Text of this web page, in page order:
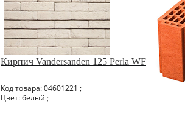
Кирпич Vandersanden 125 Perla WF
Код товара: 04601221 ;
Цвет: белый ;